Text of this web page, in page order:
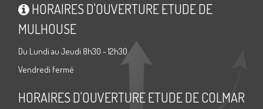
HORAIRES D'OUVERTURE ETUDE DE
MULHOUSE
Du Lundi au Jeudi 8h30 - 12h30
Vendredi fermé
HORAIRES D'OUVERTURE ETUDE DE COLMAR